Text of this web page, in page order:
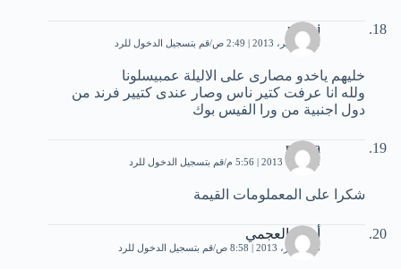
moroj
15 سبتمبر، 2013 | 2:49 ص قم بتسجيل الدخول للرد
خليهم ياخدو مصارى على الاليلة عمبيسلونا
ولله انا عرفت كتير ناس وصار عندى كتيير فرند من
دول اجنبية من ورا الفيس بوك
rawya
2 أكتوبر، 2013 | 5:56 م قم بتسجيل الدخول للرد
شكرا على المعملومات القيمة
أحمد العجمي
26 أكتوبر، 2013 | 8:58 ص قم بتسجيل الدخول للرد